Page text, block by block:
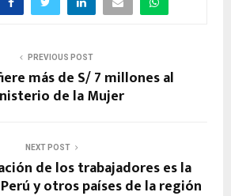
PREVIOUS POST
más de S/ 7 millones al
de la Mujer
NEXT POST
de los trabajadores es la
y otros países de la región